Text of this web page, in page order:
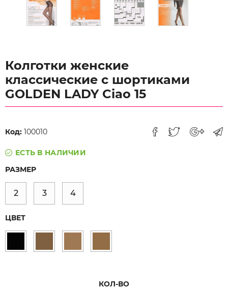
Колготки женские
классические c шортиками
GOLDEN LADY Ciao 15
Код: 100010
ЕСТЬ В НАЛИЧИИ
РАЗМЕР
2 3 4
ЦВЕТ
КОЛ-ВО